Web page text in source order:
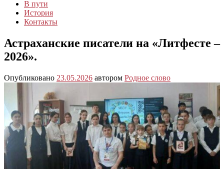
В пути
История
Контакты
Астраханские писатели на «Литфесте –
2026».
Опубликовано 23.05.2026 автором Родное слово